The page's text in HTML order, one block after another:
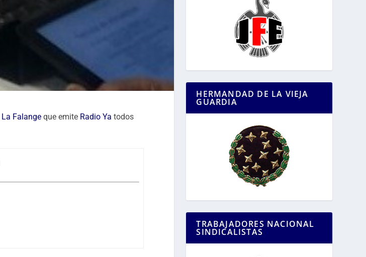
La Falange que emite Radio Ya todos
HERMANDAD DE LA VIEJA
GUARDIA
TRABAJADORES NACIONAL
SINDICALISTAS